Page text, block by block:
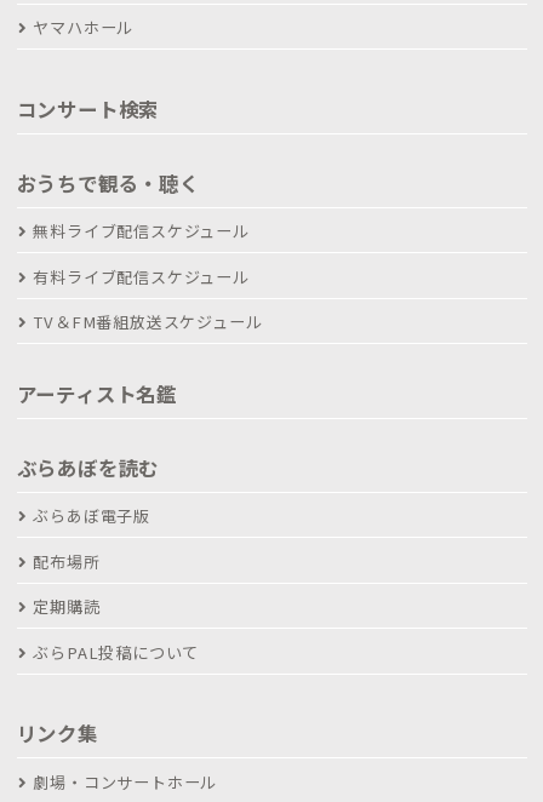
ヤマハホール
コンサート検索
おうちで観る・聴く
無料ライブ配信スケジュール
有料ライブ配信スケジュール
TV＆FM番組放送スケジュール
アーティスト名鑑
ぶらあぼを読む
ぶらあぼ電子版
配布場所
定期購読
ぶらPAL投稿について
リンク集
劇場・コンサートホール